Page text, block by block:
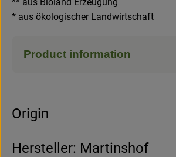
* aus ökologischer Landwirtschaft
Product information
Origin
Hersteller: Martinshof